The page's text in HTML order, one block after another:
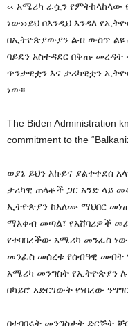
‹‹ አሜሪካ ራሷን የምትከላከላው
ነው››ይህ በእንዲህ እንዳለ
በኢትዮጵያውያን ልብ ውስጥ ልዩ
ባይደን አስተዳደር በቅጡ መረዳት
ጥንታዊቷን እና ታሪካዊቷን
ነው፡፡
The Biden Administration
commitment to the
ወያኔ ይህን እኩይና ያልተቀደሰ
ታሪካዊ ጠላቶች ጋር አንድ ላይ
ኢትዮጵያን ከአለሙ ማህበር
ማእቀብ መጣል፣ የአሸባሪዎች
የተባበረችው አሜሪካ መንፈስ
መንፈስ መሰረቱ የሰብዓዊ መብት
አሜሪካ መንግስት የኢትዮጵያን
በካይሮ አድርገውት የነበረው
በተባበሩት መንግስታት ድርጅት